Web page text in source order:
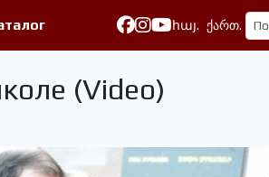
հայ. ქართ.
(Video)